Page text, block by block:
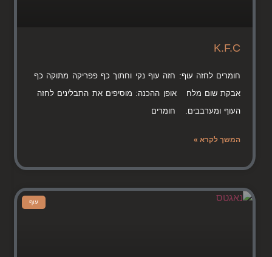
K.F.C
חומרים לחזה עוף: חזה עוף נקי וחתוך כף פפריקה מתוקה כף
אבקת שום מלח אופן ההכנה: מוסיפים את התבלינים לחזה
העוף ומערבבים. חומרים
המשך לקרא »
עוף